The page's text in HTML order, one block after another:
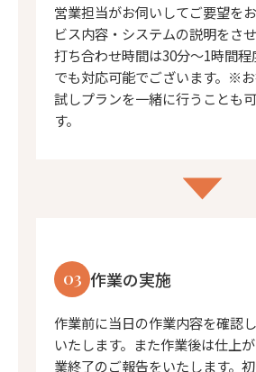
営業担当がお伺いしてご要望を
ビス内容・システムの説明をさ
打ち合わせ時間は30分〜1時間
でも対応可能でございます。※
試しプランを一緒に行うことも
す。
03 作業の実施
作業前に当日の作業内容を確認
いたします。また作業後は仕上
業終了のご報告をいたします。